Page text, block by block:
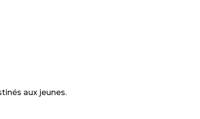
aux jeunes.